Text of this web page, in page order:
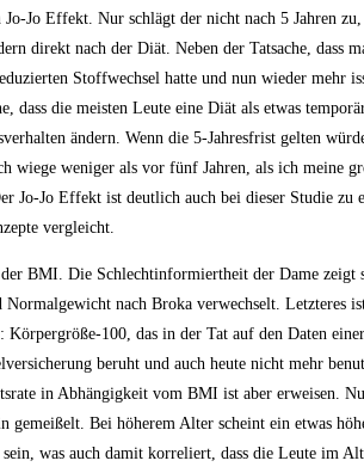
Jo-Jo Effekt. Nur schlägt der nicht nach 5 Jahren
direkt nach der Diät. Neben der Tatsache, dass
Stoffwechsel hatte und nun wieder mehr
dass die meisten Leute eine Diät als etwas
ändern. Wenn die 5-Jahresfrist gelten
wiege weniger als vor fünf Jahren, als ich meine
Jo-Jo Effekt ist deutlich auch bei dieser Studie zu
vergleicht.
BMI. Die Schlechtinformiertheit der Dame zeigt
nach Broka verwechselt. Letzteres
Körpergröße-100, das in der Tat auf den Daten
beruht und auch heute nicht mehr
in Abhängigkeit vom BMI ist aber erweisen.
gemeißelt. Bei höherem Alter scheint ein etwas
sein, was auch damit korreliert, dass die Leute im